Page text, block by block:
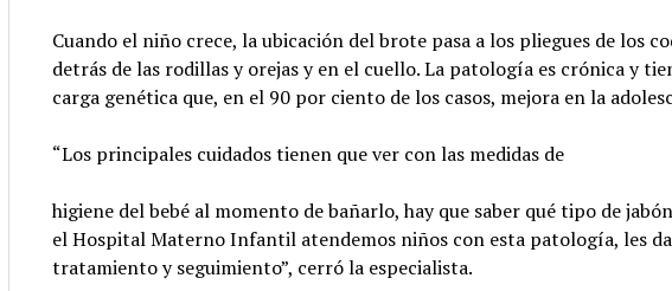
Cuando el niño crece, la ubicación del brote pasa a los pliegues de los
detrás de las rodillas y orejas y en el cuello. La patología es crónica y
carga genética que, en el 90 por ciento de los casos, mejora en la
“Los principales cuidados tienen que ver con las medidas de
higiene del bebé al momento de bañarlo, hay que saber qué tipo de
el Hospital Materno Infantil atendemos niños con esta patología, les
tratamiento y seguimiento”, cerró la especialista.